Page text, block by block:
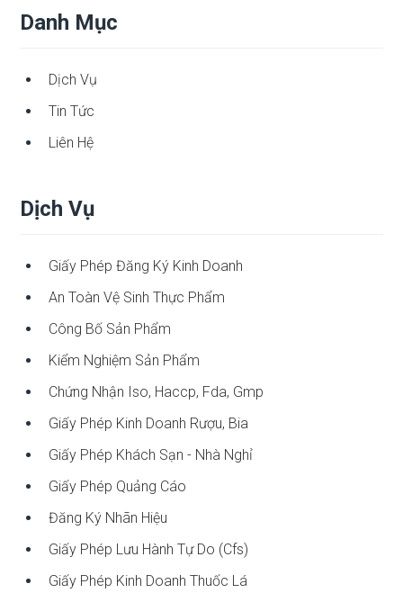
Danh Mục
Dịch Vụ
Tin Tức
Liên Hệ
Dịch Vụ
Giấy Phép Đăng Ký Kinh Doanh
An Toàn Vệ Sinh Thực Phẩm
Công Bố Sản Phẩm
Kiểm Nghiệm Sản Phẩm
Chứng Nhận Iso, Haccp, Fda, Gmp
Giấy Phép Kinh Doanh Rượu, Bia
Giấy Phép Khách Sạn - Nhà Nghỉ
Giấy Phép Quảng Cáo
Đăng Ký Nhãn Hiệu
Giấy Phép Lưu Hành Tự Do (cfs)
Giấy Phép Kinh Doanh Thuốc Lá